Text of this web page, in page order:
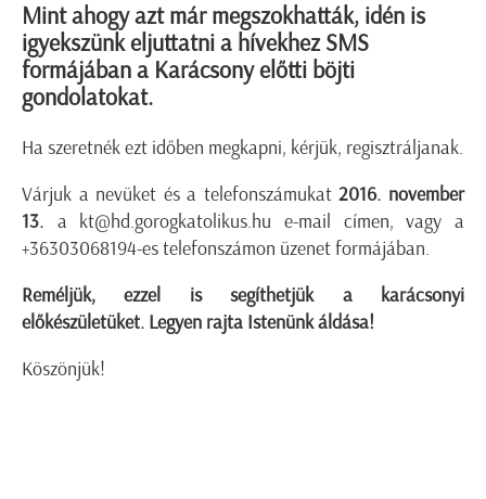
Mint ahogy azt már megszokhatták, idén is
igyekszünk eljuttatni a hívekhez SMS
formájában a Karácsony előtti böjti
gondolatokat.
Ha szeretnék ezt időben megkapni, kérjük, regisztráljanak.
Várjuk a nevüket és a telefonszámukat2016. november
13. a kt@hd.gorogkatolikus.hu e-mail címen, vagy a
+36303068194-es telefonszámon üzenet formájában.
Reméljük, ezzel is segíthetjük a karácsonyi
előkészületüket. Legyen rajta Istenünk áldása!
Köszönjük!